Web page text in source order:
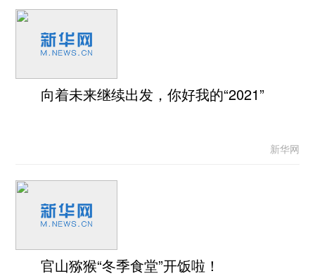
向着未来继续出发，你好我的“2021”
新华网
官山猕猴“冬季食堂”开饭啦！